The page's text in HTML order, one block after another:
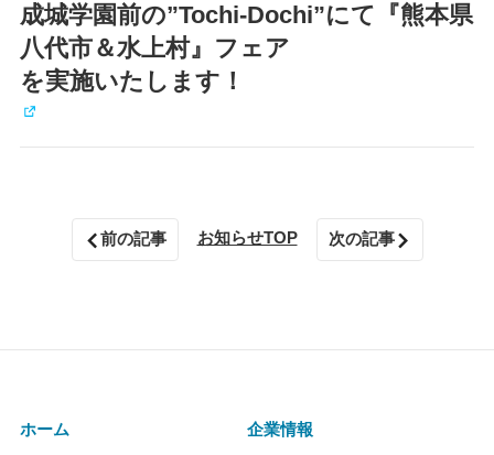
成城学園前の”Tochi-Dochi”にて『熊本県
八代市＆水上村』フェア
を実施いたします！
前の記事 お知らせTOP 次の記事
ホーム
企業情報